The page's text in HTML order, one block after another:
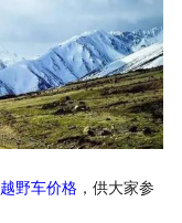
越野车价格，供大家参